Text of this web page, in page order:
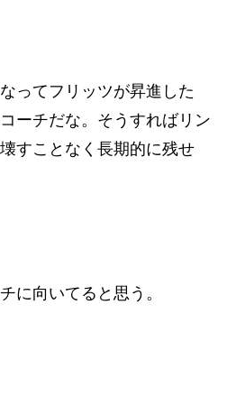
ってフリッツが昇進した
ーチだな。そうすればリン
すことなく長期的に残せ
に向いてると思う。